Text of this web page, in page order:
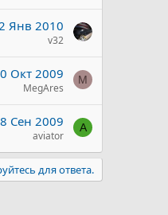
Янв 2010
v32
Окт 2009
MegAres
M
8 Сен 2009
aviator
A
для ответа.